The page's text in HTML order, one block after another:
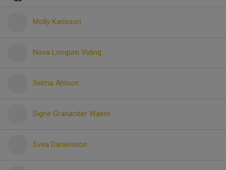
Molly Karlsson
Nova Longum Viding
Selma Ahlson
Signe Granander Waern
Svea Danielsson